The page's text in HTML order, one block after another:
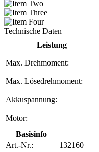
Technische Daten
Leistung
Max. Drehmoment:
Max. Lösedrehmoment:
Akkuspannung:
Motor:
Basisinfo
Art.-Nr.:
132160